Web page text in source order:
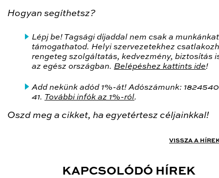
Hogyan segíthetsz?
Lépj be! Tagsági díjaddal nem csak a munkánkat
támogathatod. Helyi szervezetekhez
rengeteg szolgáltatás, kedvezmény, biztosítás
az egész országban. Belépéshez kattints ide!
Add nekünk adód 1%-át! Adószámunk:
41. További infók az 1%-ról.
Oszd meg a cikket, ha egyetértesz céljainkkal!
VISSZA A
KAPCSOLÓDÓ HÍREK